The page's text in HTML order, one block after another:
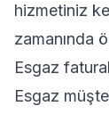
hizmetiniz
zamanında
Esgaz
Esgaz